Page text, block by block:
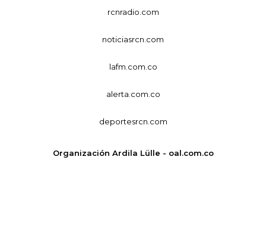
rcnradio.com
noticiasrcn.com
lafm.com.co
alerta.com.co
deportesrcn.com
Organización Ardila Lülle - oal.com.co